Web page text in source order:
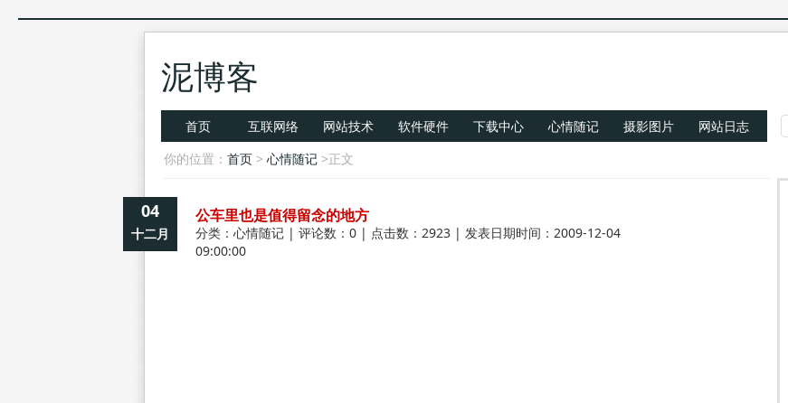
泥博客
首页 互联网络 网站技术 软件硬件 下载中心 心情随记 摄影图片
网站日志
你的位置： 首页> 心情随记>正文
04
十二月
公车里也是值得留念的地方
分类： 心情随记| 评论数：0 | 点击数：2923 | 发表日期时间：2009-12-04
09:00:00